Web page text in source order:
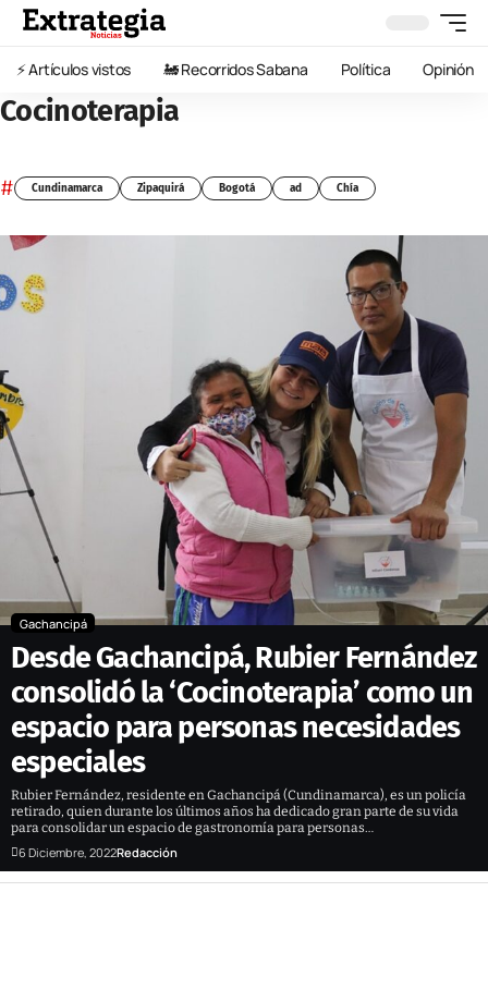
⚡️ Artículos vistos 🚂 Recorridos Sabana Política Opinión
Cocinoterapia
# Cundinamarca Zipaquirá Bogotá ad Chía
Gachancipá
Desde Gachancipá, Rubier Fernández
consolidó la ‘Cocinoterapia’ como un
espacio para personas necesidades
especiales
Rubier Fernández, residente en Gachancipá (Cundinamarca), es un policía
retirado, quien durante los últimos años ha dedicado gran parte de su vida
para consolidar un espacio de gastronomía para personas…
6 Diciembre, 2022Redacción